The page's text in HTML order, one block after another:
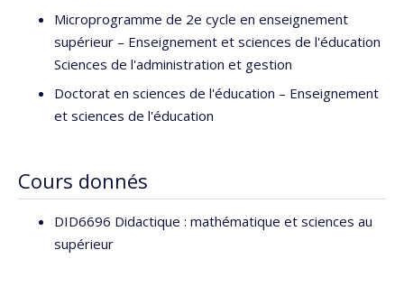
Microprogramme de 2e cycle en enseignement
supérieur – Enseignement et sciences de l'éducation
Sciences de l'administration et gestion
Doctorat en sciences de l'éducation – Enseignement
et sciences de l'éducation
Cours donnés
DID6696 Didactique : mathématique et sciences au
supérieur